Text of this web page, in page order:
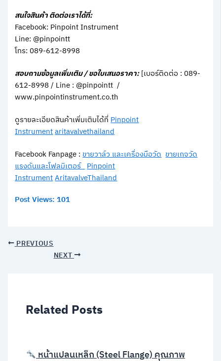
สนใจสินค้า ติดต่อเราได้ที่:
Facebook: Pinpoint Instrument
Line: @pinpointt
โทร: 089-612-8998
สอบถามข้อมูลเพิ่มเติม / ขอใบเสนอราคา:[เบอร์ติดต่อ : 089-
612-8998 / Line : @pinpointt /
www.pinpointinstrument.co.th
ดูรายละเอียดสินค้าเพิ่มเติมได้ที่Pinpoint
Instrumentaritavalvethailand
Facebook Fanpage :ขายวาล์ว และเครื่องมือวัด ขายเกจวัด
แรงดันและโฟลมิเตอร์Pinpoint
InstrumentAritavalveThailand
Post Views: 101
PREVIOUS
NEXT
Related Posts
หน้าแปลนเหล็ก (Steel Flange) คุณภาพ